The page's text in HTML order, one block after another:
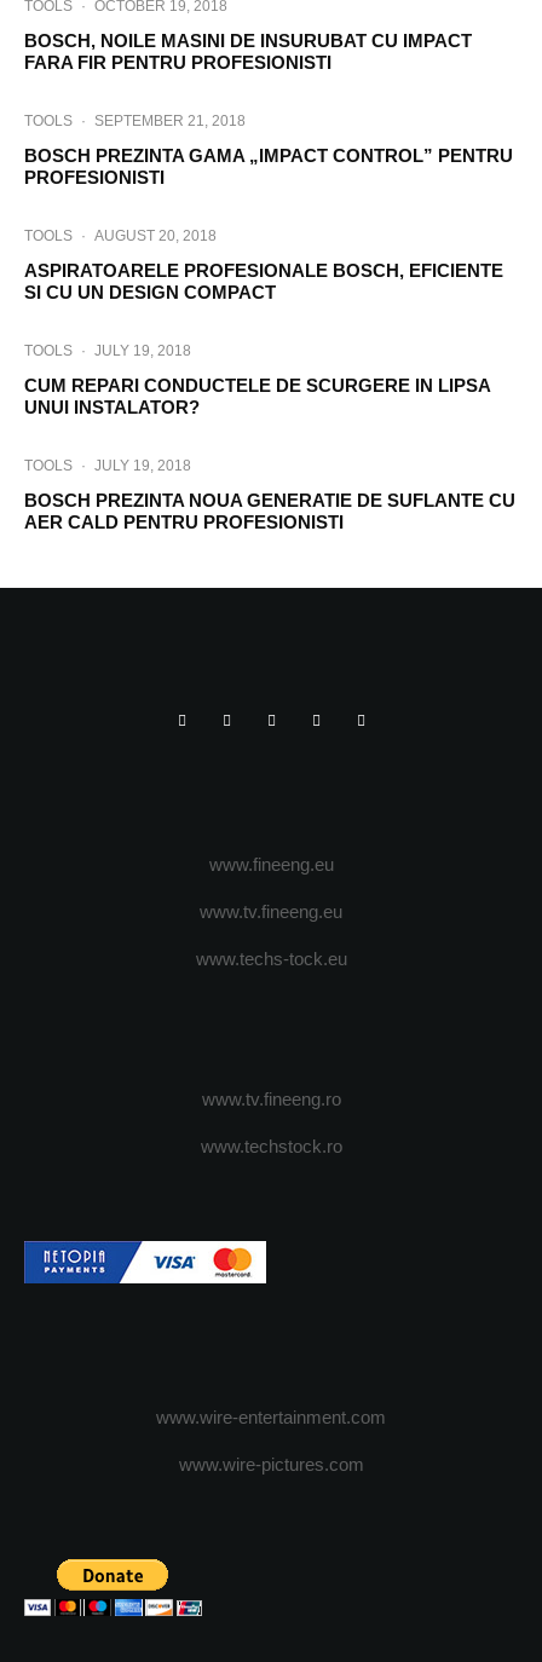
TOOLS · OCTOBER 19, 2018
BOSCH, NOILE MASINI DE INSURUBAT CU IMPACT
FARA FIR PENTRU PROFESIONISTI
TOOLS · SEPTEMBER 21, 2018
BOSCH PREZINTA GAMA „IMPACT CONTROL” PENTRU
PROFESIONISTI
TOOLS · AUGUST 20, 2018
ASPIRATOARELE PROFESIONALE BOSCH, EFICIENTE
SI CU UN DESIGN COMPACT
TOOLS · JULY 19, 2018
CUM REPARI CONDUCTELE DE SCURGERE IN LIPSA
UNUI INSTALATOR?
TOOLS · JULY 19, 2018
BOSCH PREZINTA NOUA GENERATIE DE SUFLANTE CU
AER CALD PENTRU PROFESIONISTI
www.fineeng.eu
www.tv.fineeng.eu
www.techs-tock.eu
www.tv.fineeng.ro
www.techstock.ro
www.wire-entertainment.com
www.wire-pictures.com